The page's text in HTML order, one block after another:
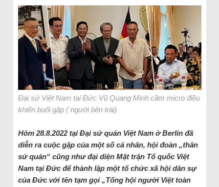
Đại sứ Việt Nam tại Đức Vũ Quang Minh cầm micro điều
khiển buổi gặp ( người bên trái)
Hôm 28.8.2022 tại Đại sứ quán Việt Nam ở Berlin đã
diễn ra cuộc gặp của một số cá nhân, hội đoàn „thân
sứ quán“ cũng như đại diện Mặt trận Tổ quốc Việt
Nam tại Đức để thành lập một tổ chức xã hội dân sự
của Đức với tên tạm gọi „Tổng hội người Việt toàn